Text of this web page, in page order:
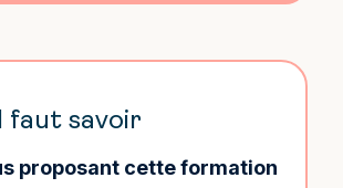
faut savoir
proposant cette formation